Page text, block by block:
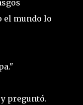
el mundo lo
preguntó.